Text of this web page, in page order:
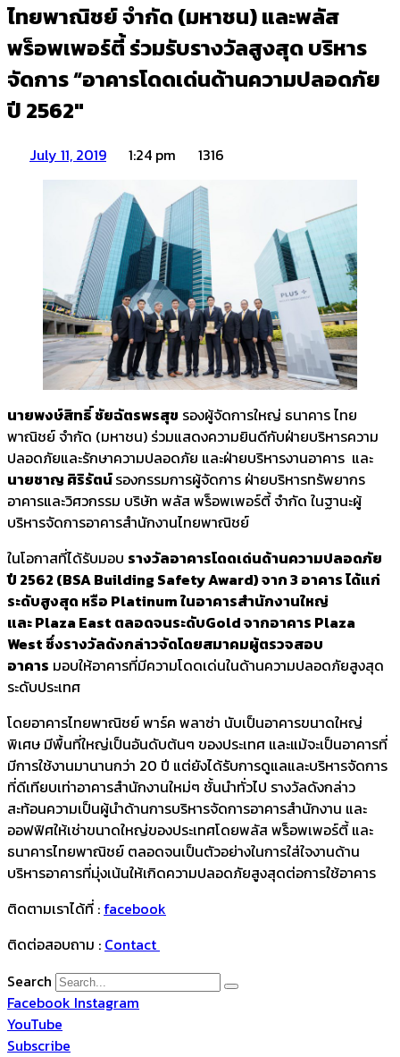
ไทยพาณิชย์ จำกัด (มหาชน) และพลัส
พร็อพเพอร์ตี้ ร่วมรับรางวัลสูงสุด บริหาร
จัดการ “อาคารโดดเด่นด้านความปลอดภัย
ปี 2562″
July 11, 2019 1:24 pm 1316
นายพงษ์สิทธิ์ ชัยฉัตรพรสุข รองผู้จัดการใหญ่ ธนาคาร ไทย
พาณิชย์ จำกัด (มหาชน) ร่วมแสดงความยินดีกับฝ่ายบริหารความ
ปลอดภัยและรักษาความปลอดภัย และฝ่ายบริหารงานอาคาร และ
นายชาญ ศิริรัตน์รองกรรมการผู้จัดการ ฝ่ายบริหารทรัพยากร
อาคารและวิศวกรรม บริษัท พลัส พร็อพเพอร์ตี้ จำกัด ในฐานะผู้
บริหารจัดการอาคารสำนักงานไทยพาณิชย์
ในโอกาสที่ได้รับมอบ รางวัลอาคารโดดเด่นด้านความปลอดภัย
ปี 2562 (BSA Building Safety Award) จาก 3 อาคาร ได้แก่
ระดับสูงสุด หรือ Platinum ในอาคารสำนักงานใหญ่
และ Plaza East ตลอดจนระดับGold จากอาคาร Plaza
West ซึ่งรางวัลดังกล่าวจัดโดยสมาคมผู้ตรวจสอบ
อาคาร มอบให้อาคารที่มีความโดดเด่นในด้านความปลอดภัยสูงสุด
ระดับประเทศ
โดยอาคารไทยพาณิชย์ พาร์ค พลาซ่า นับเป็นอาคารขนาดใหญ่
พิเศษ มีพื้นที่ใหญ่เป็นอันดับต้นๆ ของประเทศ และแม้จะเป็นอาคารที่
มีการใช้งานมานานกว่า 20 ปี แต่ยังได้รับการดูแลและบริหารจัดการ
ที่ดีเทียบเท่าอาคารสำนักงานใหม่ๆ ชั้นนำทั่วไป รางวัลดังกล่าว
สะท้อนความเป็นผู้นำด้านการบริหารจัดการอาคารสำนักงาน และ
ออฟฟิศให้เช่าขนาดใหญ่ของประเทศโดยพลัส พร็อพเพอร์ตี้ และ
ธนาคารไทยพาณิชย์ ตลอดจนเป็นตัวอย่างในการใส่ใจงานด้าน
บริหารอาคารที่มุ่งเน้นให้เกิดความปลอดภัยสูงสุดต่อการใช้อาคาร
ติดตามเราได้ที่ : facebook
ติดต่อสอบถาม : Contact
Search
Facebook Instagram
YouTube
Subscribe